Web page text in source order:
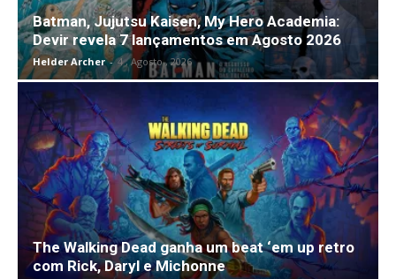
Batman, Jujutsu Kaisen, My Hero Academia:
Devir revela 7 lançamentos em Agosto 2026
Helder Archer - 4 , Agosto , 2026
The Walking Dead ganha um beat ‘em up retro
com Rick, Daryl e Michonne